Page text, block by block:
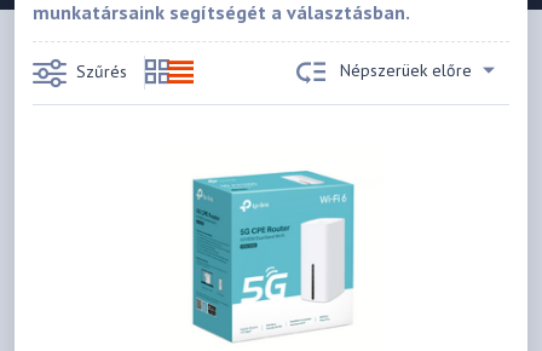
munkatársaink segítségét a választásban.
Szűrés Népszerüek előre